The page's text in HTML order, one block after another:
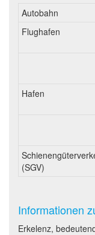
Autobahn
Flughafen
Hafen
(SGV)
Informationen
Erkelenz,